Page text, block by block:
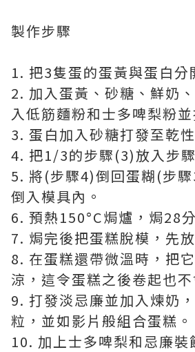
製作步驟
1. 把3隻蛋的蛋黃與蛋白分
2. 加入蛋黃、砂糖、鮮奶
入低筋麵粉和士多啤梨粉並
3. 蛋白加入砂糖打發至乾
4. 把1/3的步驟(3)放入步
5. 將(步驟4)倒回蛋糊(步
倒入模具內。
6. 預熱150°C焗爐，焗28
7. 焗完後把蛋糕脫模，先
8. 在蛋糕還帶微溫時，把
涼，這令蛋糕之後卷起也不
9. 打發淡忌廉並加入煉奶
粒，並如影片般組合蛋糕。
10. 加上士多啤梨和忌廉裝